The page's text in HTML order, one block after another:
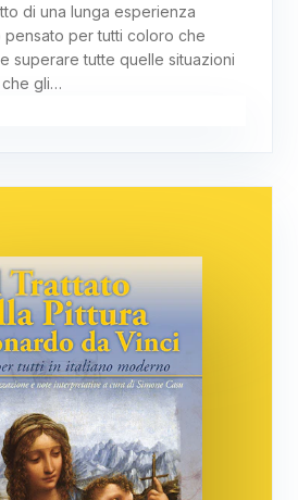
di una lunga esperienza
per tutti coloro che
superare tutte quelle situazioni
gli…